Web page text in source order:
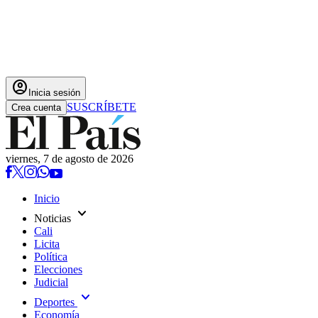
account_circle Inicia sesión
Crea cuenta SUSCRÍBETE
viernes, 7 de agosto de 2026
Inicio
Noticias expand_more
Cali
Licita
Política
Elecciones
Judicial
Deportes expand_more
Economía